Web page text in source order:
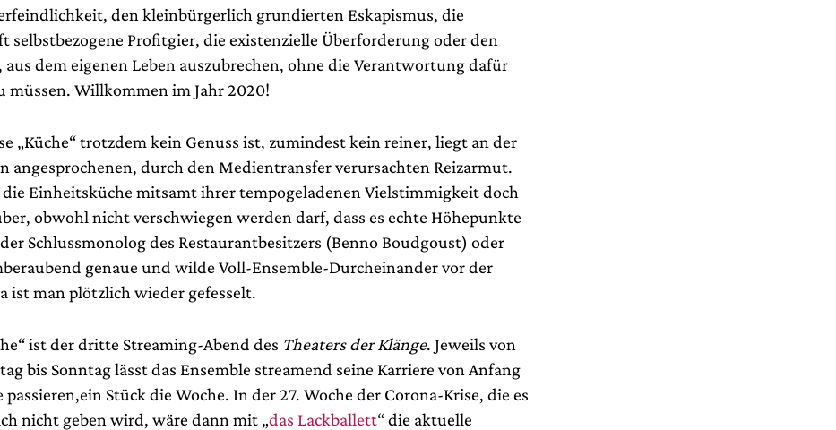
den kleinbürgerlich grundierten Eskapismus, die
selbstbezogene Profitgier, die existenzielle Überforderung oder den
aus dem eigenen Leben auszubrechen, ohne die Verantwortung dafür
müssen. Willkommen im Jahr 2020!
„Küche“ trotzdem kein Genuss ist, zumindest kein reiner, liegt an der
angesprochenen, durch den Medientransfer verursachten Reizarmut.
Einheitsküche mitsamt ihrer tempogeladenen Vielstimmigkeit doch
obwohl nicht verschwiegen werden darf, dass es echte Höhepunkte
Schlussmonolog des Restaurantbesitzers (Benno Boudgoust) oder
genaue und wilde Voll-Ensemble-Durcheinander vor der
ist man plötzlich wieder gefesselt.
ist der dritte Streaming-Abend des Theaters der Klänge. Jeweils von
bis Sonntag lässt das Ensemble streamend seine Karriere von Anfang
passieren,ein Stück die Woche. In der 27. Woche der Corona-Krise, die es
nicht geben wird, wäre dann mit „das Lackballett“ die aktuelle